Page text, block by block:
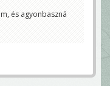
és agyonbaszná